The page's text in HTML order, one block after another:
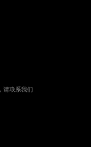
请联系我们